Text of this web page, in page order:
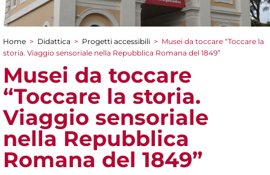
Tu sei qui
Home > Didattica > Progetti accessibili > Musei da toccare “Toccare la
storia. Viaggio sensoriale nella Repubblica Romana del 1849”
Musei da toccare
“Toccare la storia.
Viaggio sensoriale
nella Repubblica
Romana del 1849”